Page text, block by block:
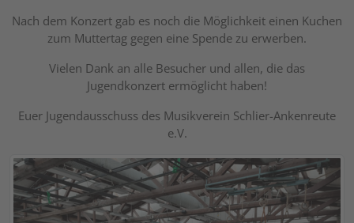
Nach dem Konzert gab es noch die Möglichkeit einen Kuchen
zum Muttertag gegen eine Spende zu erwerben.
Vielen Dank an alle Besucher und allen, die das
Jugendkonzert ermöglicht haben!
Euer Jugendausschuss des Musikverein Schlier-Ankenreute
e.V.